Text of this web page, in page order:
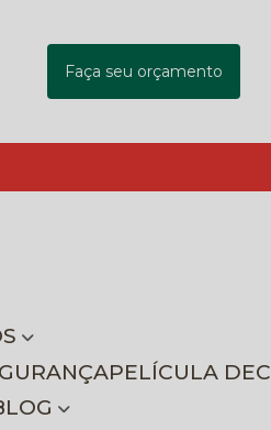
Faça seu orçamento
PELÍCULA
BLOG